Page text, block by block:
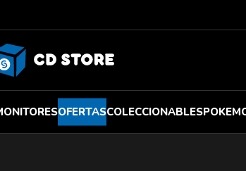
OFERTASCOLECCIONABLES